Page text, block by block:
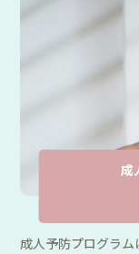
成
成人予防プログラ